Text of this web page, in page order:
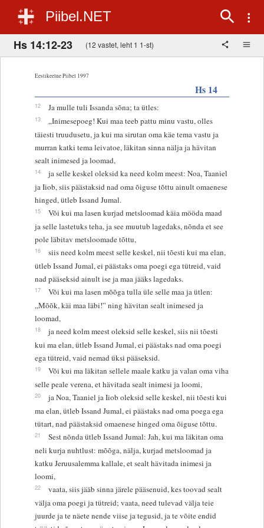
Piibel.NET
Hs 14:12-23 (12 vastet, leht 1 1-st)
Eestikeelne Piibel 1997
Hs 14
12 Ja mulle tuli Issanda sõna; ta ütles:
13
„Inimesepoeg! Kui maa teeb pattu minu vastu, olles
täiesti truudusetu, ja kui ma sirutan oma käe tema vastu ja
murran katki tema leivatoe, läkitan sinna nälja ja hävitan
sealt inimesed ja loomad,
14
ja selle keskel oleksid ka need kolm meest: Noa, Taaniel
ja Iiob, siis päästaksid nad oma õiguse tõttu ainult omaenese
hinged, ütleb Issand Jumal.
15
Või kui ma lasen kurjad metsloomad käia mööda maad
ja selle lastetuks teha, ja see muutub lagedaks, nõnda et see
pole läbitav metsloomade tõttu,
16
siis need kolm meest selle keskel, nii tõesti kui ma elan,
ütleb Issand Jumal, ei päästaks oma poegi ega tütreid, vaid
nad pääseksid ainult ise ja maa jääks lagedaks.
17
Või kui ma lasen mõõga tulla üle selle maa ja ütlen:
„Mõõk, käi maa läbi!” ning hävitan sealt inimesed ja
loomad,
18
ja need kolm meest oleksid selle keskel, siis nii tõesti
kui ma elan, ütleb Issand Jumal, ei päästaks nad oma poegi
ega tütreid, vaid nemad üksi pääseksid.
19
Või kui ma läkitan sellele maale katku ja valan oma viha
selle peale verena, et hävitada sealt inimesi ja loomi,
20
ja Noa, Taaniel ja Iiob oleksid selle keskel, nii tõesti kui
ma elan, ütleb Issand Jumal, ei päästaks nad oma poega ega
tütart, nad päästaksid omaenese hinged oma õiguse tõttu.
21
Sest nõnda ütleb Issand Jumal: Jah, kui ma läkitan oma
neli kurja nuhtlust: mõõga, nälja, kurjad metsloomad ja
katku Jeruusalemma kallale, et sealt hävitada inimesi ja
loomi,
22
vaata, siis jääb sinna järele pääsenuid, kes toovad sealt
välja oma poegi ja tütreid; vaata, need tulevad välja teie
juurde ja te näete nende viise ja tegusid, ja te võite endid